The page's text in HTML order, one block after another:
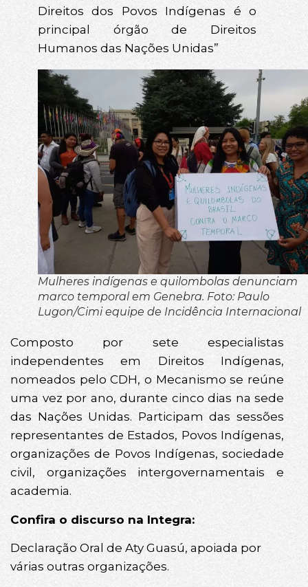
Direitos dos Povos Indígenas é o
principal órgão de Direitos
Humanos das Nações Unidas”
Mulheres indígenas e quilombolas denunciam
marco temporal em Genebra. Foto: Paulo
Lugon/Cimi equipe de Incidência Internacional
Composto por sete especialistas
independentes em Direitos Indígenas,
nomeados pelo CDH, o Mecanismo se reúne
uma vez por ano, durante cinco dias na sede
das Nações Unidas. Participam das sessões
representantes de Estados, Povos Indígenas,
organizações de Povos Indígenas, sociedade
civil, organizações intergovernamentais e
academia.
Confira o discurso na Integra:
Declaração Oral de Aty Guasú, apoiada por
várias outras organizações.